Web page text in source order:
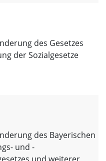
des Gesetzes
der Sozialgesetze
des Bayerischen
und -